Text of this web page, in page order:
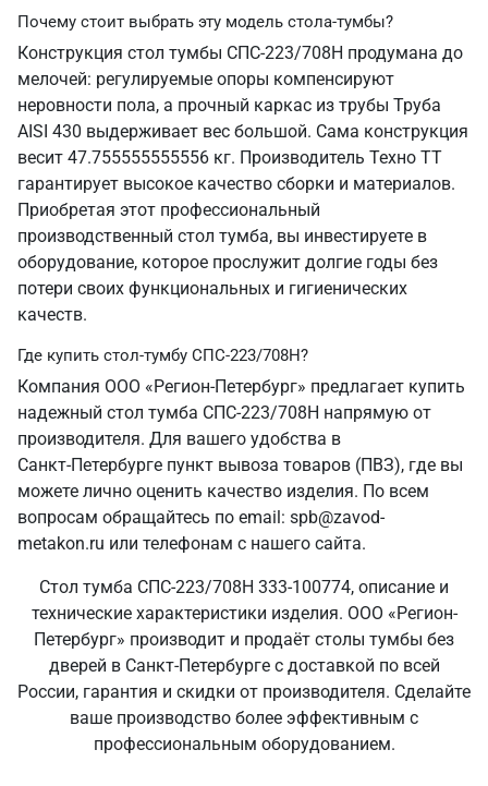
Почему стоит выбрать эту модель стола-тумбы?
Конструкция стол тумбы СПС-223/708Н продумана до
мелочей: регулируемые опоры компенсируют
неровности пола, а прочный каркас из трубы Труба
AISI 430 выдерживает вес большой. Сама конструкция
весит 47.755555555556 кг. Производитель Техно ТТ
гарантирует высокое качество сборки и материалов.
Приобретая этот профессиональный
производственный стол тумба, вы инвестируете в
оборудование, которое прослужит долгие годы без
потери своих функциональных и гигиенических
качеств.
Где купить стол-тумбу СПС-223/708Н?
Компания ООО «Регион-Петербург» предлагает купить
надежный стол тумба СПС-223/708Н напрямую от
производителя. Для вашего удобства в
Санкт‑Петербурге пункт вывоза товаров (ПВЗ), где вы
можете лично оценить качество изделия. По всем
вопросам обращайтесь по email: spb@zavod-
metakon.ru или телефонам с нашего сайта.
Стол тумба СПС-223/708Н 333-100774, описание и
технические характеристики изделия. ООО «Регион-
Петербург» производит и продаёт столы тумбы без
дверей в Санкт‑Петербурге с доставкой по всей
России, гарантия и скидки от производителя. Сделайте
ваше производство более эффективным с
профессиональным оборудованием.